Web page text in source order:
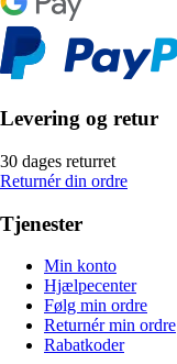
Levering og retur
30 dages returret
Returnér din ordre
Tjenester
Min konto
Hjælpecenter
Følg min ordre
Returnér min ordre
Rabatkoder